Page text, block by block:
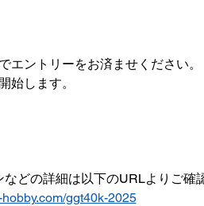
エントリーをお済ませください。
始します。
などの詳細は以下のURLよりご確
ggt40k-2025